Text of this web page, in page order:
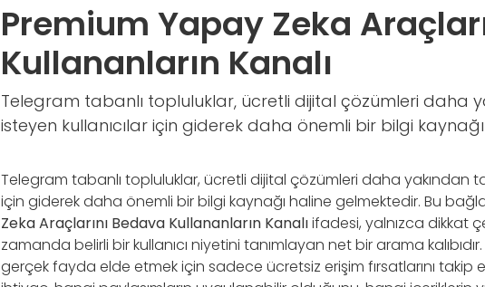
Premium Yapay Zeka
Kullananların Kanalı
Telegram tabanlı topluluklar, ücretli dijital çözümleri daha
isteyen kullanıcılar için giderek daha önemli bir bilgi
Telegram tabanlı topluluklar, ücretli dijital çözümleri daha yakından
için giderek daha önemli bir bilgi kaynağı haline gelmektedir. Bu
Zeka Araçlarını Bedava Kullananların Kanalıifadesi, yalnızca dikkat
zamanda belirli bir kullanıcı niyetini tanımlayan net bir arama
gerçek fayda elde etmek için sadece ücretsiz erişim fırsatlarını takip